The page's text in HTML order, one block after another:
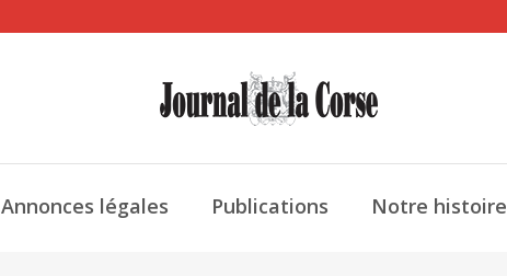
Annonces légales Publications Notre histoire